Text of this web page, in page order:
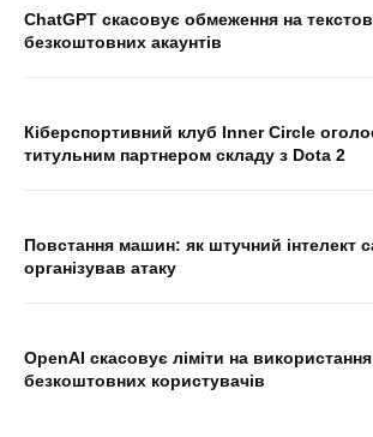
ChatGPT скасовує обмеження на
безкоштовних акаунтів
Кіберспортивний клуб Inner Circle
титульним партнером складу з Dota 2
Повстання машин: як штучний інтелект
організував атаку
OpenAI скасовує ліміти на
безкоштовних користувачів